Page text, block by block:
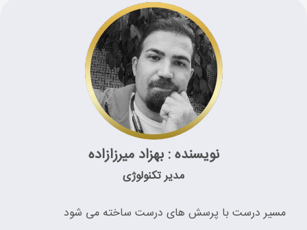
نویسنده : بهزاد میرزازاده
مدیر تکنولوژی
مسیر درست با پرسش های درست ساخته می شود